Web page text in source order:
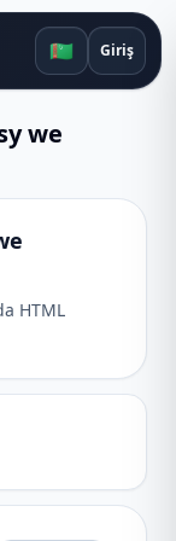
🇹🇲 Giriş
we
HTML